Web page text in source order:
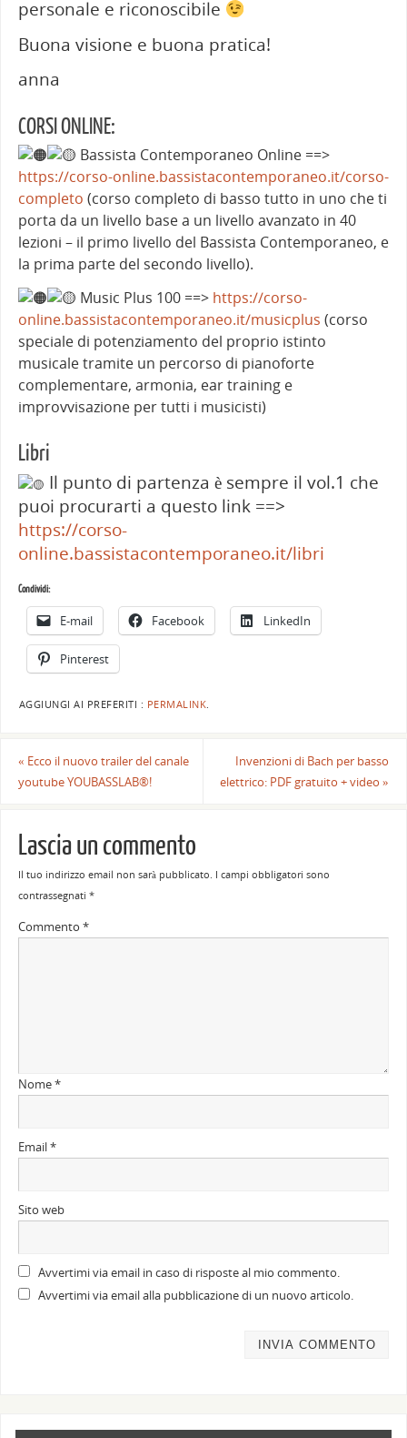
personale e riconoscibile
Buona visione e buona pratica!
anna
CORSI ONLINE:
Bassista Contemporaneo Online ==>
https://corso-online.bassistacontemporaneo.it/corso-
completo (corso completo di basso tutto in uno che ti
porta da un livello base a un livello avanzato in 40
lezioni – il primo livello del Bassista Contemporaneo, e
la prima parte del secondo livello).
Music Plus 100 ==> https://corso-
online.bassistacontemporaneo.it/musicplus (corso
speciale di potenziamento del proprio istinto
musicale tramite un percorso di pianoforte
complementare, armonia, ear training e
improvvisazione per tutti i musicisti)
Libri
Il punto di partenza è sempre il vol.1 che
puoi procurarti a questo link ==>
https://corso-
online.bassistacontemporaneo.it/libri
Condividi:
E-mail Facebook LinkedIn
Pinterest
AGGIUNGI AI PREFERITI : PERMALINK.
« Ecco il nuovo trailer del canale
youtube YOUBASSLAB®!
Invenzioni di Bach per basso
elettrico: PDF gratuito + video»
Lascia un commento
Il tuo indirizzo email non sarà pubblicato. I campi obbligatori sono
contrassegnati *
Commento *
Nome*
Email*
Sito web
Avvertimi via email in caso di risposte al mio commento.
Avvertimi via email alla pubblicazione di un nuovo articolo.